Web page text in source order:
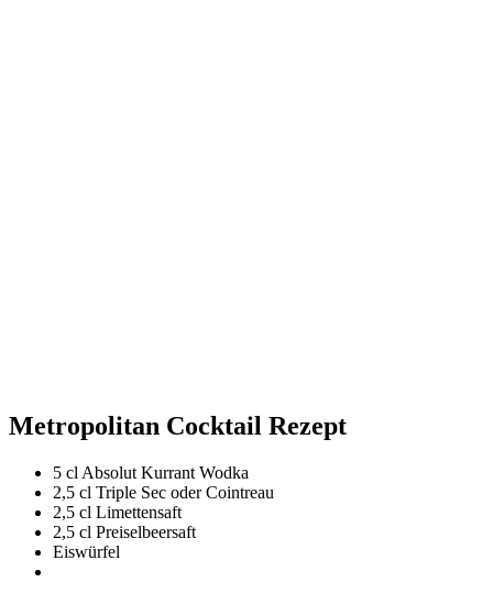
Metropolitan Cocktail Rezept
5 cl Absolut Kurrant Wodka
2,5 cl Triple Sec oder Cointreau
2,5 cl Limettensaft
2,5 cl Preiselbeersaft
Eiswürfel